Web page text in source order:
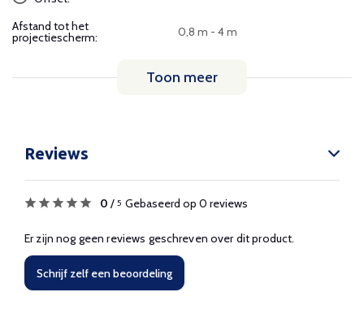
Afstand tot het
projectiescherm: 0,8 m - 4 m
Toon meer
Reviews
0 / 5 Gebaseerd op 0 reviews
Er zijn nog geen reviews geschreven over dit product.
Schrijf zelf een beoordeling